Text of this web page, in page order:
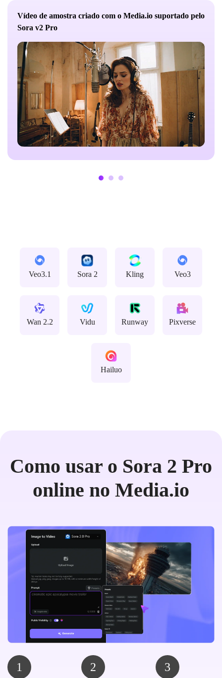
Vídeo de amostra criado com o Media.io suportado pelo
Sora v2 Pro
Veo3.1 Sora 2 Kling Veo3
Wan 2.2 Vidu Runway Pixverse
Hailuo
Como usar o Sora 2 Pro
online no Media.io
1 2 3